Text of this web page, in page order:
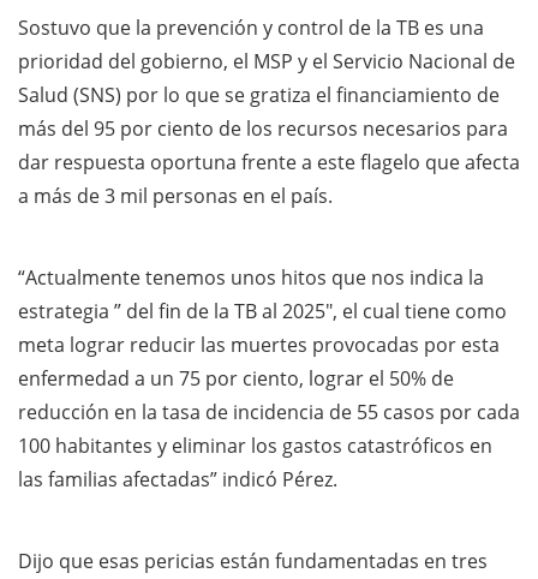
Sostuvo que la prevención y control de la TB es una
prioridad del gobierno, el MSP y el Servicio Nacional de
Salud (SNS) por lo que se gratiza el financiamiento de
más del 95 por ciento de los recursos necesarios para
dar respuesta oportuna frente a este flagelo que afecta
a más de 3 mil personas en el país.
“Actualmente tenemos unos hitos que nos indica la
estrategia ” del fin de la TB al 2025″, el cual tiene como
meta lograr reducir las muertes provocadas por esta
enfermedad a un 75 por ciento, lograr el 50% de
reducción en la tasa de incidencia de 55 casos por cada
100 habitantes y eliminar los gastos catastróficos en
las familias afectadas” indicó Pérez.
Dijo que esas pericias están fundamentadas en tres